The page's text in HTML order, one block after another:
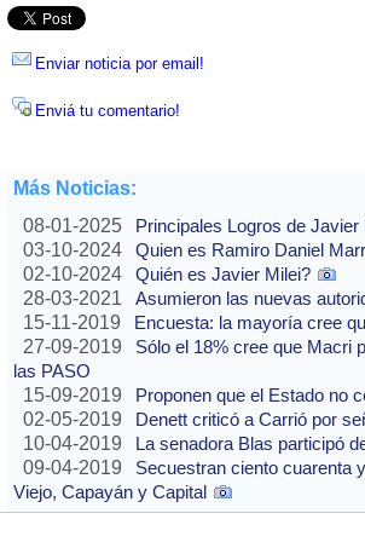
Enviar noticia por email!
Enviá tu comentario!
Más Noticias:
08-01-2025
Principales Logros de
03-10-2024
Quien es Ramiro Daniel
02-10-2024
Quién es Javier Milei?
28-03-2021
Asumieron las nuevas
15-11-2019
Encuesta: la mayoría cree
27-09-2019
Sólo el 18% cree que Macri
las PASO
15-09-2019
Proponen que el Estado no
02-05-2019
Denett criticó a Carrió por
10-04-2019
La senadora Blas participó
09-04-2019
Secuestran ciento cuarenta
Viejo, Capayán y Capital